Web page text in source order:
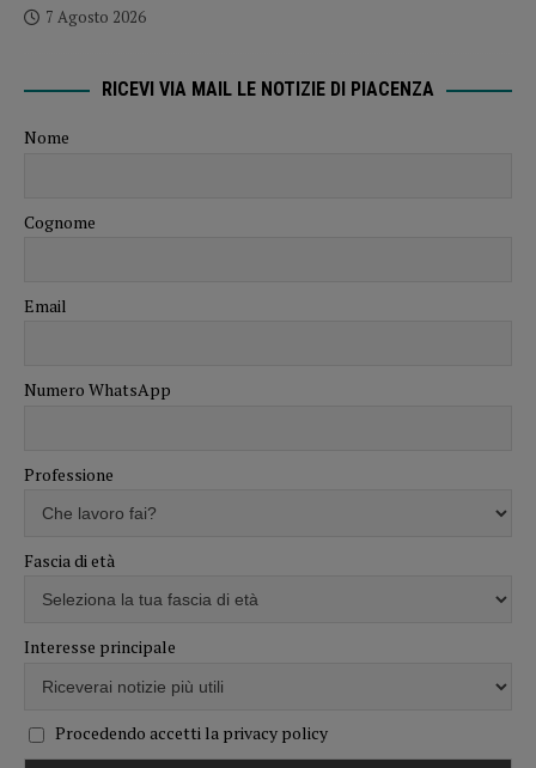
7 Agosto 2026
RICEVI VIA MAIL LE NOTIZIE DI PIACENZA
Nome
Cognome
Email
Numero WhatsApp
Professione
Fascia di età
Interesse principale
Procedendo accetti la privacy policy